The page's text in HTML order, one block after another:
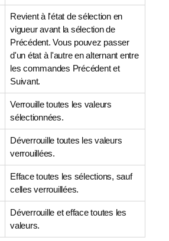
Revient à l'état de sélection en
vigueur avant la sélection de
Précédent. Vous pouvez passer
d'un état à l'autre en alternant entre
les commandes Précédentet
Suivant.
Verrouille toutes les valeurs
sélectionnées.
Déverrouille toutes les valeurs
verrouillées.
Efface toutes les sélections, sauf
celles verrouillées.
Déverrouille et efface toutes les
valeurs.